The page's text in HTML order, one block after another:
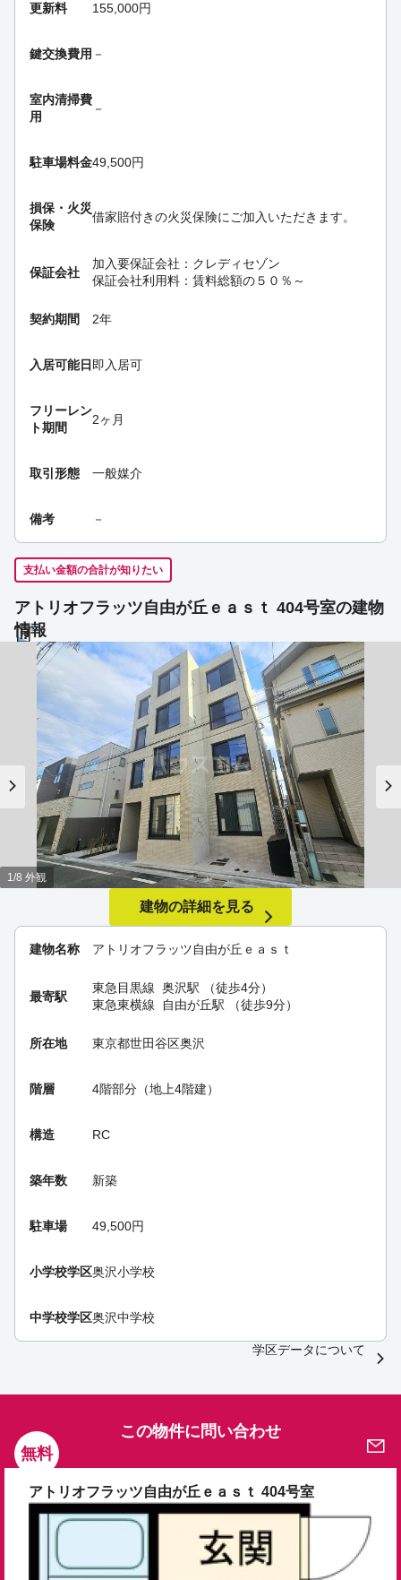
更新料 155,000円
鍵交換費用 －
室内清掃費
用
－
駐車場料金49,500円
損保・ 火災
保険
借家賠付きの火災保険にご加入いただきます。
保証会社
加入要保証会社：クレディセゾン
保証会社利用料：賃料総額の５０％～
契約期間 2年
入居可能日 即入居可
フリーレン
ト期間
2ヶ月
取引形態 一般媒介
備考 －
支払い金額の合計が知りたい
アトリオフラッツ自由が丘ｅａｓｔ 404号室の建物
情報
建物名称 アトリオフラッツ自由が丘ｅａｓｔ
最寄駅
東急目黒線 奥沢駅 （徒歩4分）
東急東横線
自由が丘駅 （徒歩9分）
所在地 東京都世田谷区奥沢
階層 4階部分（地上4階建）
構造 RC
築年数 新築
駐車場 49,500円
小学校学区奥沢小学校
中学校学区奥沢中学校
1/8 外観
建物の詳細を見る
学区データについて
無料
この物件に問い合わせ
アトリオフラッツ自由が丘ｅａｓｔ 404号室